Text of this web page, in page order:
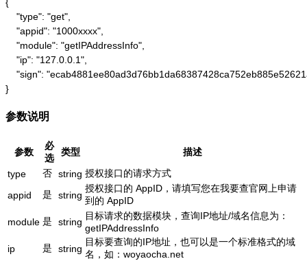
{
    "type": "get",
    "appid": "1000xxxx",
    "module": "getIPAddressInfo",
    "ip": "127.0.0.1",
"sign":
}
参数说明
参数
必
选
类型
描述
type
否 string 授权接口的请求方式
appid
是 string
授权接口的 AppID，请填写您在我要查官网上申请
到的 AppID
module 是 string
目标请求的数据模块，查询IP地址/域名信息为：
getIPAddressInfo
ip
是 string
目标要查询的IP地址，也可以是一个标准格式的域
名，如：woyaocha.net